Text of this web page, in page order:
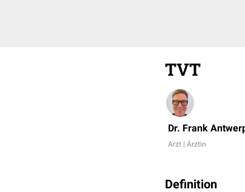
TVT
Dr. Frank
Arzt | Ärztin
Definition